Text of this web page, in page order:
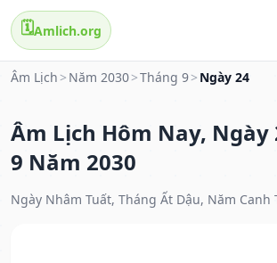
🗓️Amlich.org
Âm Lịch > Năm 2030>Tháng 9> Ngày 24
Âm Lịch Hôm Nay, Ngày
9 Năm 2030
Ngày Nhâm Tuất, Tháng Ất Dậu, Năm Canh